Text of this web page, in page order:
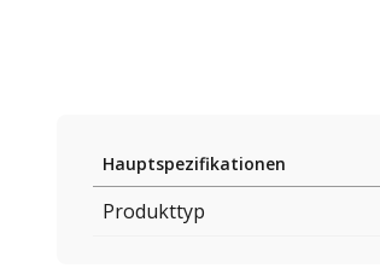
Hauptspezifikationen
Produkttyp